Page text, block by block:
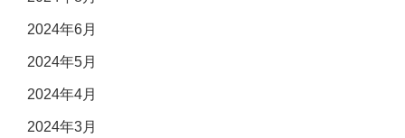
2024年6月
2024年5月
2024年4月
2024年3月